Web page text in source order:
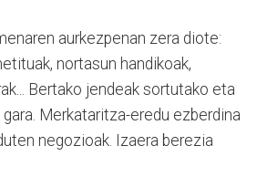
aurkezpenan zera diote:
nortasun handikoak,
Bertako jendeak sortutako eta
Merkataritza-eredu ezberdina
negozioak. Izaera berezia